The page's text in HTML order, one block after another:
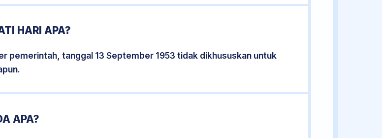
HARI APA?
pemerintah, tanggal 13 September 1953 tidak dikhususkan untuk
APA?